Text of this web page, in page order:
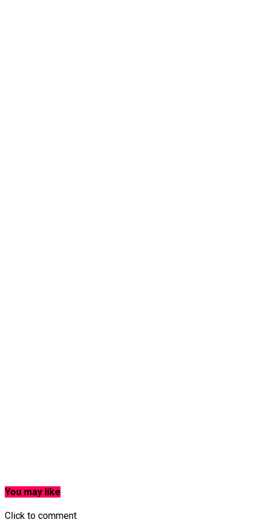
You may like
Click to comment